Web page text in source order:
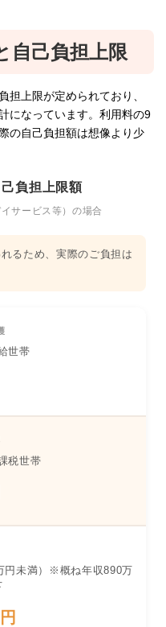
自己負担上限
担上限が定められており、
になっています。利用料の9
の自己負担額は想像より少
負担上限額
サービス等）の場合
るため、実際のご負担は
世帯
税世帯
円未満）※概ね年収890万